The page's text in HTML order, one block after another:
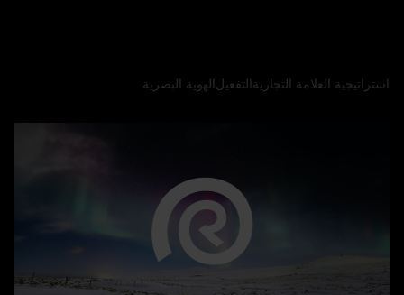
استراتيجية العلامة التجارية التفعيل الهوية البصرية